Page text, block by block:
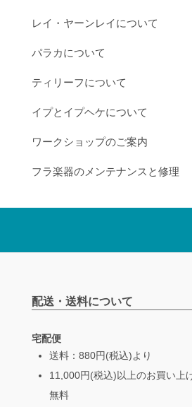
レイ・ヤーンレイについて
パラカについて
ティリーフについて
イプとイプヘケについて
ワークショップのご案内
フラ楽器のメンテナンスと修理
配送・送料について
宅配便
送料：880円(税込)より
11,000円(税込)以上のお買い上
無料